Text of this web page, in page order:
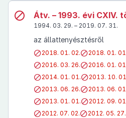
Átv. – 1993. évi CXIV.
1994. 03. 29. – 2019. 07. 31.
az állattenyésztésről
2018. 01. 02. 2018. 01.
2016. 03. 26.
2016. 01.
2014. 01. 01.
2013. 10.
2013. 06. 26.
2013. 06.
2013. 01. 01.
2012. 09.
2012. 07. 02.
2012. 05. 27.